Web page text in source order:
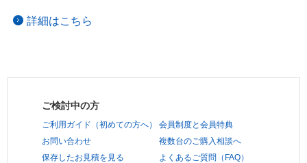
詳細はこちら
ご検討中の方
ご利用ガイド（初めての方へ）
お問い合わせ
保存したお見積を見る
会員制度と会員特典
複数台のご購入相談へ
よくあるご質問（FAQ）